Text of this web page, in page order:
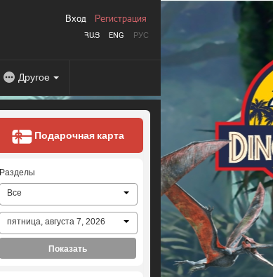
ՀԱՅ ENG РУС
Вход Регистрация
Другое
Подарочная карта
Разделы
Все
пятница, августа 7, 2026
Показать